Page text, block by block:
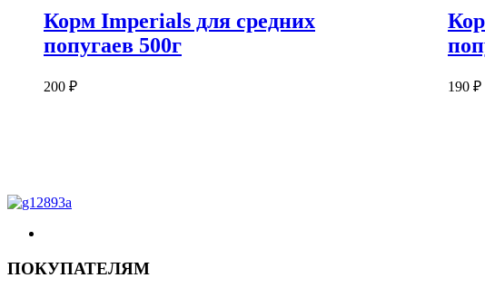
Корм Imperials для средних
попугаев 500г
200 ₽ 190 ₽
ПОКУПАТЕЛЯМ